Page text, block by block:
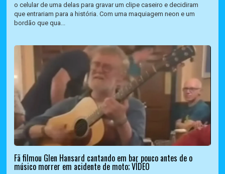
o celular de uma delas para gravar um clipe caseiro e decidiram
que entrariam para a história. Com uma maquiagem neon e um
bordão que qua...
Fã filmou Glen Hansard cantando em bar pouco antes de o
músico morrer em acidente de moto; VÍDEO